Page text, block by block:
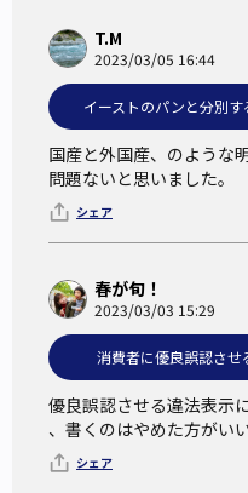
り、原材料表示をしたり
ためのリスク管理ともな
パンに「天然酵母」の表
不適切だと思う人はどの
メント欄に書いてほしい。
は、それはなぜかをコメ
参考文献
天然酵母表示問題に関
究所 所長 井上好文
T.M
2023/03/05 16:44
イーストのパンと分別
国産と外国産、のような
問題ないと思いました。
シェア
春が旬！
2023/03/03 15:29
消費者に優良誤認さ
優良誤認させる違法表示
、書くのはやめた方がい
シェア